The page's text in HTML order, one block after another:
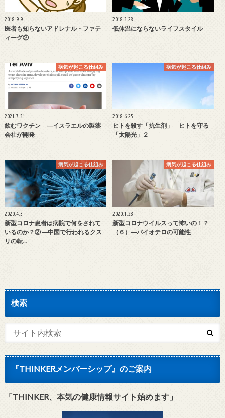
2018.9.9
医者も知らないアドレナル・ファテ
ィーグ②
2018.3.28
低体温にならないライフスタイル
病気が起こる仕組み
2021.7.31
飲むワクチン ―イスラエルの製薬
会社が開発
病気が起こる仕組み
2018.6.25
ヒトを殺す「抗生剤」 ヒトを守る
「太陽光」２
病気が起こる仕組み
2020.4.3
新型コロナ患者は病院で何をされて
いるのか？② ―中国で行われるクス
リの転…
病気が起こる仕組み
2020.1.28
新型コロナウイルスって怖いの！？
（６）―バイオテロの可能性
検索
『THINKERメンバーシップ』のご案内
「THINKER、本気の健康情報サイト始めます」